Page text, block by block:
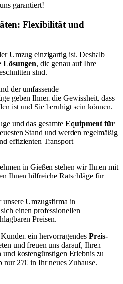
garantiert!
Flexibilität und
Umzug einzigartig ist. Deshalb
Lösungen, die genau auf Ihre
sind.
der umfassende
geben Ihnen die Gewissheit, dass
ist und Sie beruhigt sein können.
und das gesamte Equipment für
Stand und werden regelmäßig
effizienten Transport
in Gießen stehen wir Ihnen mit
Ihnen hilfreiche Ratschläge für
unsere Umzugsfirma in
einen professionellen
Preisen.
ein hervorragendes Preis-
und freuen uns darauf, Ihren
kostengünstigen Erlebnis zu
nur 27€ in Ihr neues Zuhause.